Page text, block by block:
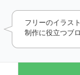
フリーのイラス
制作に役立つブ